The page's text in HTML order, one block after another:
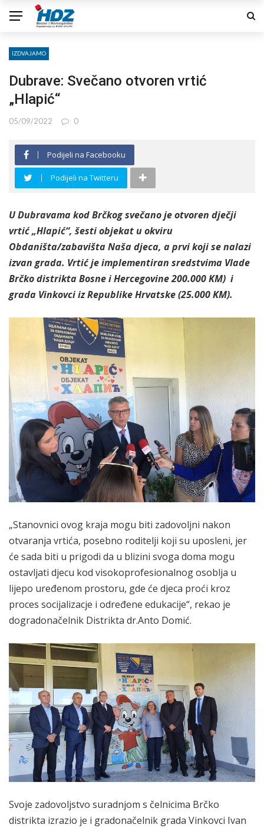
IZDVAJAMO
Dubrave: Svečano otvoren vrtić
„Hlapić“
05/09/2022 0
Podijeli na Facebooku
Podijeli na Twitteru
U Dubravama kod Brčkog svečano je otvoren dječji
vrtić „Hlapić“, šesti objekat u okviru
Obdaništa/zabavišta Naša djeca, a prvi koji se nalazi
izvan grada. Vrtić je implementiran sredstvima Vlade
Brčko distrikta Bosne i Hercegovine 200.000 KM) i
grada Vinkovci iz Republike Hrvatske (25.000 KM).
„Stanovnici ovog kraja mogu biti zadovoljni nakon
otvaranja vrtića, posebno roditelji koji su uposleni, jer
će sada biti u prigodi da u blizini svoga doma mogu
ostavljati djecu kod visokoprofesionalnog osoblja u
lijepo uređenom prostoru, gde će djeca proći kroz
proces socijalizacje i određene edukacije“, rekao je
dogradonačelnik Distrikta dr.Anto Domić.
Svoje zadovoljstvo suradnjom s čelnicima Brčko
distrikta izrazio je i gradonačelnik grada Vinkovci Ivan